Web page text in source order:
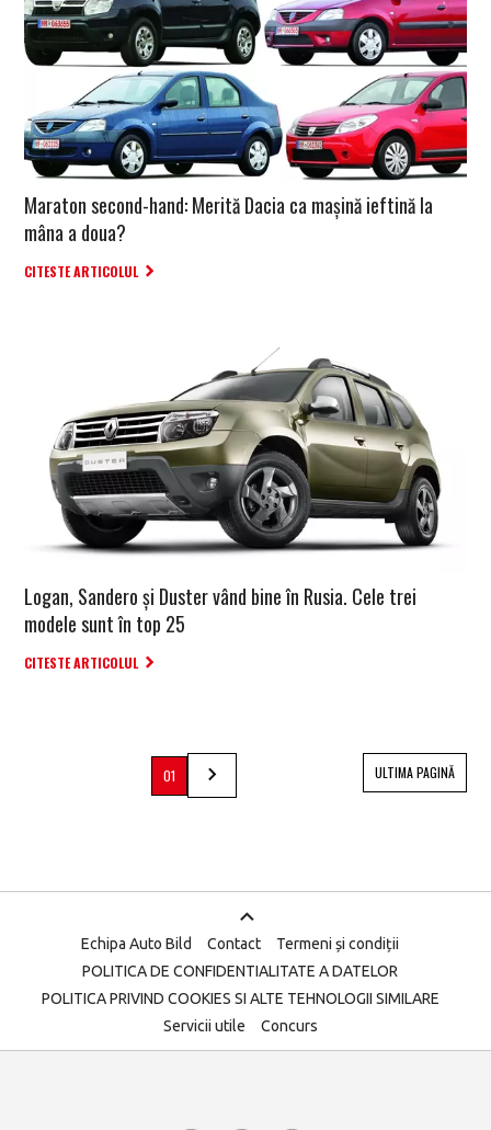
Maraton second-hand: Merită Dacia ca mașină ieftină la
mâna a doua?
CITESTE ARTICOLUL
Logan, Sandero și Duster vând bine în Rusia. Cele trei
modele sunt în top 25
CITESTE ARTICOLUL
01 ULTIMA PAGINĂ
Echipa Auto Bild Contact
Termeni și condiții
POLITICA DE CONFIDENTIALITATE A DATELOR
POLITICA PRIVIND COOKIES SI ALTE TEHNOLOGII SIMILARE
Servicii utile
Concurs